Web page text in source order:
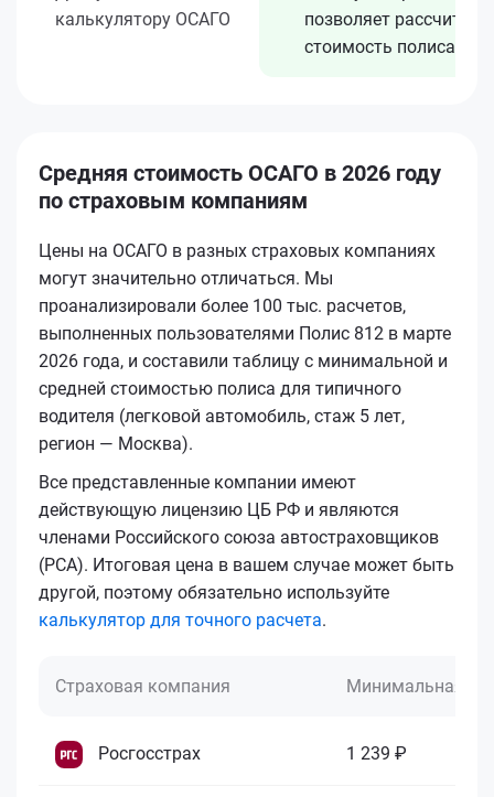
калькулятору ОСАГО
позволяет рассчитать
стоимость полиса
Средняя стоимость ОСАГО в 2026 году
по страховым компаниям
Цены на ОСАГО в разных страховых компаниях
могут значительно отличаться. Мы
проанализировали более 100 тыс. расчетов,
выполненных пользователями Полис 812 в марте
2026 года, и составили таблицу с минимальной и
средней стоимостью полиса для типичного
водителя (легковой автомобиль, стаж 5 лет,
регион — Москва).
Все представленные компании имеют
действующую лицензию ЦБ РФ и являются
членами Российского союза автостраховщиков
(РСА). Итоговая цена в вашем случае может быть
другой, поэтому обязательно используйте
калькулятор для точного расчета.
Страховая компания Минимальная
Росгосстрах 1 239 ₽